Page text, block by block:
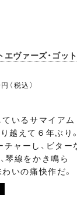
ヴァーズ・ゴット
税込）
いるサマイアム
越えて６年ぶり。
ャーし、ビター
琴線をかき鳴ら
いの痛快作だ。